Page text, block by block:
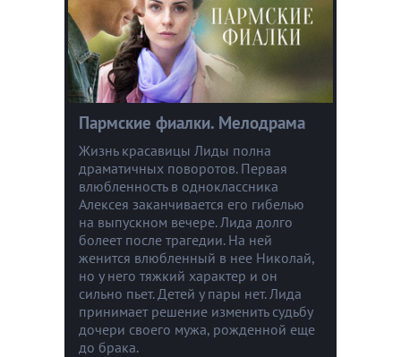
Пармские фиалки. Мелодрама
Жизнь красавицы Лиды полна
драматичных поворотов. Первая
влюбленность в одноклассника
Алексея заканчивается его гибелью
на выпускном вечере. Лида долго
болеет после трагедии. На ней
женится влюбленный в нее Николай,
но у него тяжкий характер и он
сильно пьет. Детей у пары нет. Лида
принимает решение изменить судьбу
дочери своего мужа, рожденной еще
до брака.